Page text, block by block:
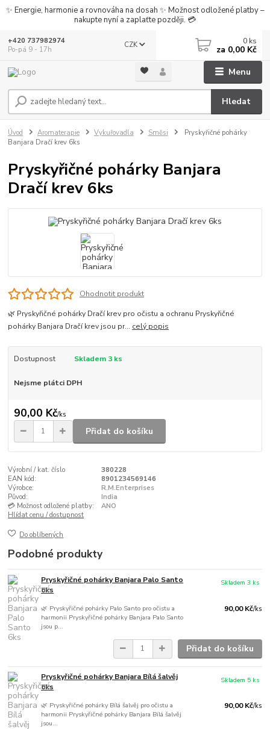
✨ Energie, harmonie a rovnováha na dosah ✨ Možnost odložené platby –
nakupte nyní a zaplaťte později. 💳
Menu
CZK
Hledat
+420 737982974
Po-pá 9 - 17h
0 ks
za 0,00 Kč
Úvod Aromaterapie Vykuřovadla Směsi
Pryskyřičné pohárky
Banjara Dračí krev 6ks
Pryskyřičné pohárky Banjara
Dračí krev 6ks
Ohodnotit produkt
🌿 Pryskyřičné pohárky Dračí krev pro očistu a ochranu Pryskyřičné
pohárky Banjara Dračí krev jsou pr... celý popis
Dostupnost Skladem 3 ks
Nejsme plátci DPH
90,00 Kč/ks
Přidat do košíku
Výrobní / kat. číslo
380228
EAN kód:
8901234569146
Výrobce:
R.M.Enterprises
Původ:
India
💳 Možnost odložené platby:
ANO
Hlídat cenu / dostupnost
Do oblíbených
Podobné produkty
Pryskyřičné pohárky Banjara Palo Santo
6ks
🌿 Pryskyřičné pohárky Palo Santo pro očistu a
harmonii Pryskyřičné pohárky Banjara Palo Santo
jsou p...
90,00 Kč/ks
Skladem 3 ks
Přidat do košíku
Pryskyřičné pohárky Banjara Bílá šalvěj
6ks
🌿 Pryskyřičné pohárky Bílá šalvěj pro očistu a
harmonii Pryskyřičné pohárky Banjara Bílá šalvěj
jsou...
90,00 Kč/ks
Skladem 5 ks